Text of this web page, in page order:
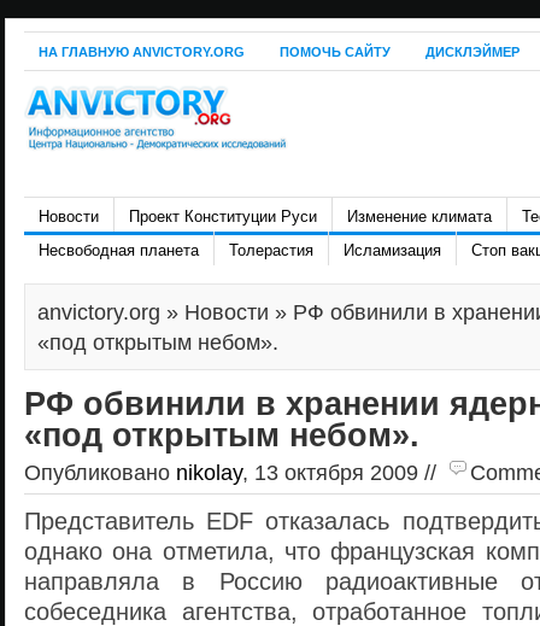
НА ГЛАВНУЮ ANVICTORY.ORG ПОМОЧЬ САЙТУ ДИСКЛЭЙМЕР
Новости Проект Конституции Руси Изменение климата
Несвободная планета
Толерастия Исламизация Стоп
anvictory.org » Новости » РФ обвинили в
«под открытым небом».
РФ обвинили в хранении
«под открытым небом».
Опубликовано nikolay, 13 октября 2009 //
Представитель EDF отказалась
однако она отметила, что французская
направляла в Россию радиоактивные
собеседника агентства, отработанное